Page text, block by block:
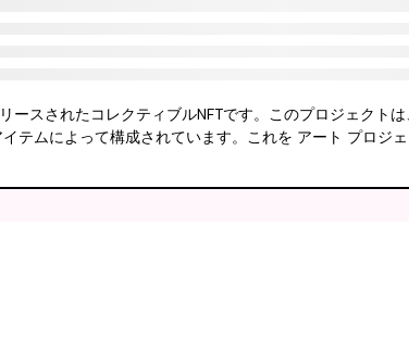
スされたコレクティブルNFTです。このプロジェクトは
テムによって構成されています。これを アート プロジ